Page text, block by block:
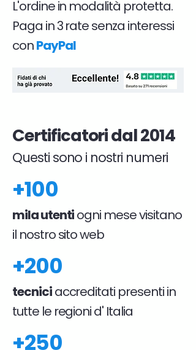
L'ordine in modalità protetta.
Paga in 3 rate senza interessi
conPayPal
Certificatori dal 2014
Questi sono i nostri numeri
+100
mila utentiogni mese visitano
il nostro sito web
+200
tecniciaccreditati presenti in
tutte le regioni d' Italia
+250